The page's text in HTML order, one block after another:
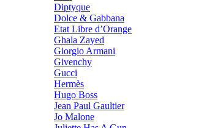
Diptyque
Dolce & Gabbana
Etat Libre d’Orange
Ghala Zayed
Giorgio Armani
Givenchy
Gucci
Hermès
Hugo Boss
Jean Paul Gaultier
Jo Malone